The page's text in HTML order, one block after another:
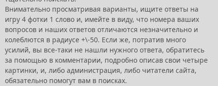
Внимательно просматривая варианты, ищите ответы на
игру 4 фотки 1 слово и, имейте в виду, что номера ваших
вопросов и наших ответов отличаются незначительно и
колеблются в радиусе +\-50. Если же, потратив много
усилий, вы все-таки не нашли нужного ответа, обратитесь
за помощью в комментарии, подробно описав свои четыре
картинки, и, либо администрация, либо читатели сайта,
обязательно помогут вам в поисках.